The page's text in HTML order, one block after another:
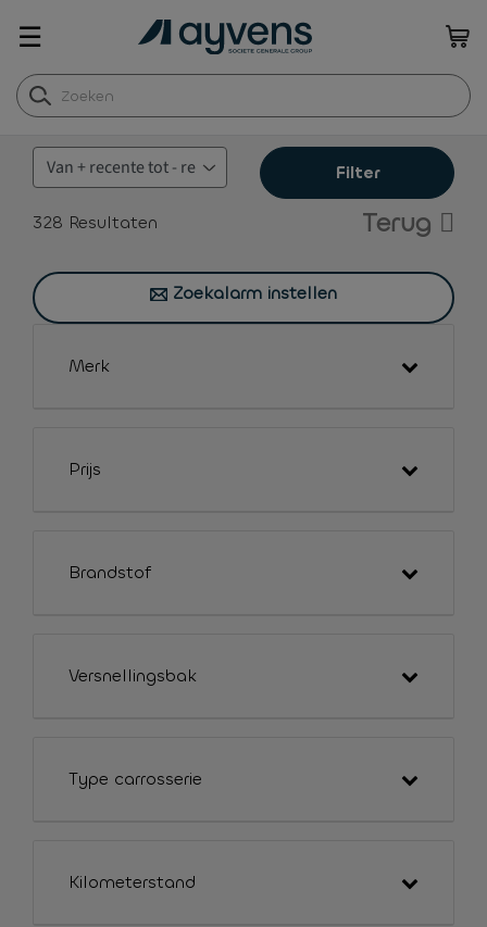
☰
Filter
328 Resultaten Terug
Zoekalarm instellen
Merk
Prijs
Brandstof
Versnellingsbak
Type carrosserie
Kilometerstand